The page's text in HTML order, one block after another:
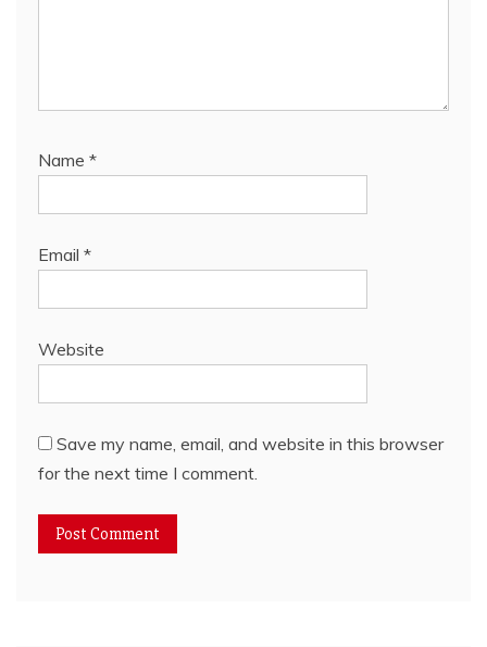
Name *
Email *
Website
Save my name, email, and website in this browser
for the next time I comment.